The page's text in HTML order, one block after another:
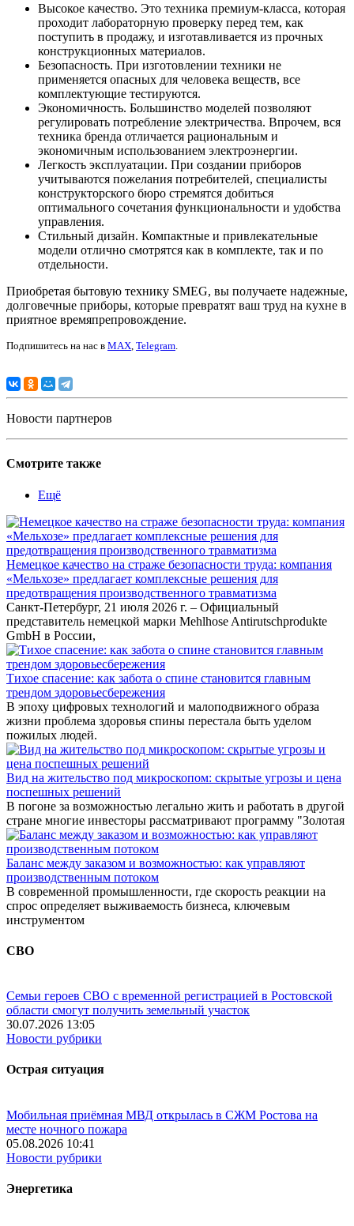
Высокое качество. Это техника премиум-класса, которая
проходит лабораторную проверку перед тем, как
поступить в продажу, и изготавливается из прочных
конструкционных материалов.
Безопасность. При изготовлении техники не
применяется опасных для человека веществ, все
комплектующие тестируются.
Экономичность. Большинство моделей позволяют
регулировать потребление электричества. Впрочем, вся
техника бренда отличается рациональным и
экономичным использованием электроэнергии.
Легкость эксплуатации. При создании приборов
учитываются пожелания потребителей, специалисты
конструкторского бюро стремятся добиться
оптимального сочетания функциональности и удобства
управления.
Стильный дизайн. Компактные и привлекательные
модели отлично смотрятся как в комплекте, так и по
отдельности.
Приобретая бытовую технику SMEG, вы получаете надежные,
долговечные приборы, которые превратят ваш труд на кухне в
приятное времяпрепровождение.
Подпишитесь на нас в MAX, Telegram.
Новости партнеров
Смотрите также
Ещё
Немецкое качество на страже безопасности труда: компания
«Мельхозе» предлагает комплексные решения для
предотвращения производственного травматизма
Санкт-Петербург, 21 июля 2026 г. – Официальный
представитель немецкой марки Mehlhose Antirutschprodukte
GmbH в России,
Тихое спасение: как забота о спине становится главным
трендом здоровьесбережения
В эпоху цифровых технологий и малоподвижного образа
жизни проблема здоровья спины перестала быть уделом
пожилых людей.
Вид на жительство под микроскопом: скрытые угрозы и цена
поспешных решений
В погоне за возможностью легально жить и работать в другой
стране многие инвесторы рассматривают программу "Золотая
Баланс между заказом и возможностью: как управляют
производственным потоком
В современной промышленности, где скорость реакции на
спрос определяет выживаемость бизнеса, ключевым
инструментом
СВО
Семьи героев СВО с временной регистрацией в Ростовской
области смогут получить земельный участок
30.07.2026 13:05
Новости рубрики
Острая ситуация
Мобильная приёмная МВД открылась в СЖМ Ростова на
месте ночного пожара
05.08.2026 10:41
Новости рубрики
Энергетика